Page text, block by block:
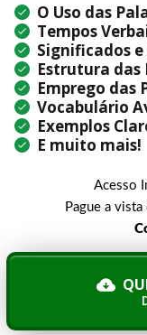
O Uso das
Tempos
Significados
Estrutura das
Emprego das
Vocabulário
Exemplos
E muito mais!
Acesso
Pague a